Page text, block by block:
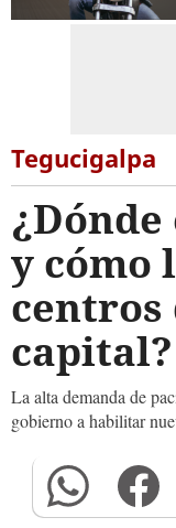
Tegucigalpa
y cómo
centros
capital?
La alta demanda de
gobierno a habilitar